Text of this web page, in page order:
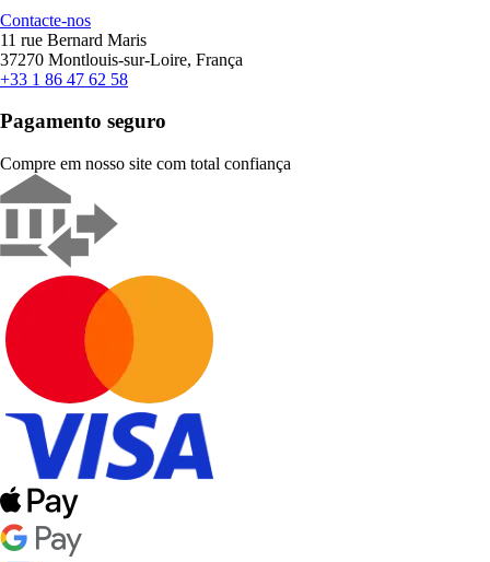
Contacte-nos
11 rue Bernard Maris
37270 Montlouis-sur-Loire, França
+33 1 86 47 62 58
Pagamento seguro
Compre em nosso site com total confiança